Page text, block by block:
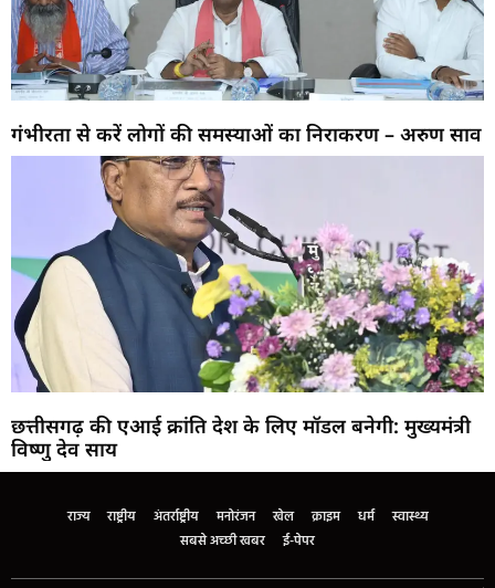
गंभीरता से करें लोगों की समस्याओं का निराकरण – अरुण साव
छत्तीसगढ़ की एआई क्रांति देश के लिए मॉडल बनेगी: मुख्यमंत्री
विष्णु देव साय
राज्य राष्ट्रीय अंतर्राष्ट्रीय मनोरंजन खेल क्राइम धर्म
स्वास्थ्य
सबसे अच्छी खबर
ई-पेपर